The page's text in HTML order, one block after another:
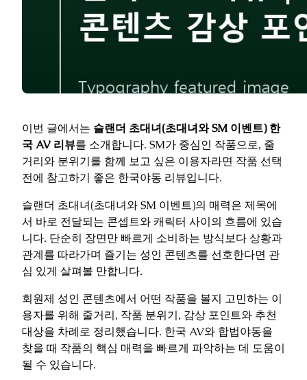
이번 글에서는 슬랜더 초대녀(초대녀와 SM 이벤트) 한
국 AV 리뷰를 소개합니다. SM가 중심인 작품으로, 줄
거리와 분위기를 함께 보고 싶은 이용자라면 작품 선택
전에 참고하기 좋은 한국야동 리뷰입니다.
슬랜더 초대녀(초대녀와 SM 이벤트)의 매력은 제목에
서 바로 전달되는 콘셉트와 캐릭터 사이의 흐름에 있습
니다. 단순히 장면만 빠르게 소비하는 방식보다 상황과
관계를 따라가며 즐기는 성인 콘텐츠를 선호한다면 관
심 있게 살펴볼 만합니다.
회원제 성인 콘텐츠에서 어떤 작품을 볼지 고민하는 이
용자를 위해 줄거리, 작품 분위기, 감상 포인트와 추천
대상을 차례로 정리했습니다. 한국 AV와 합법야동을
찾을 때 작품의 핵심 매력을 빠르게 파악하는 데 도움이
될 수 있습니다.